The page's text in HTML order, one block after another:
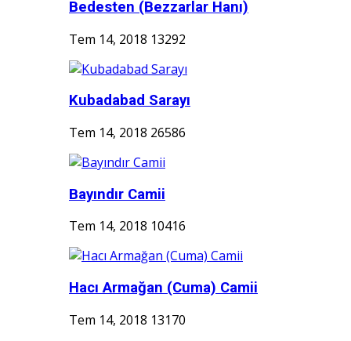
Bedesten (Bezzarlar Hanı)
Tem 14, 2018 13292
Kubadabad Sarayı
Tem 14, 2018 26586
Bayındır Camii
Tem 14, 2018 10416
Hacı Armağan (Cuma) Camii
Tem 14, 2018 13170